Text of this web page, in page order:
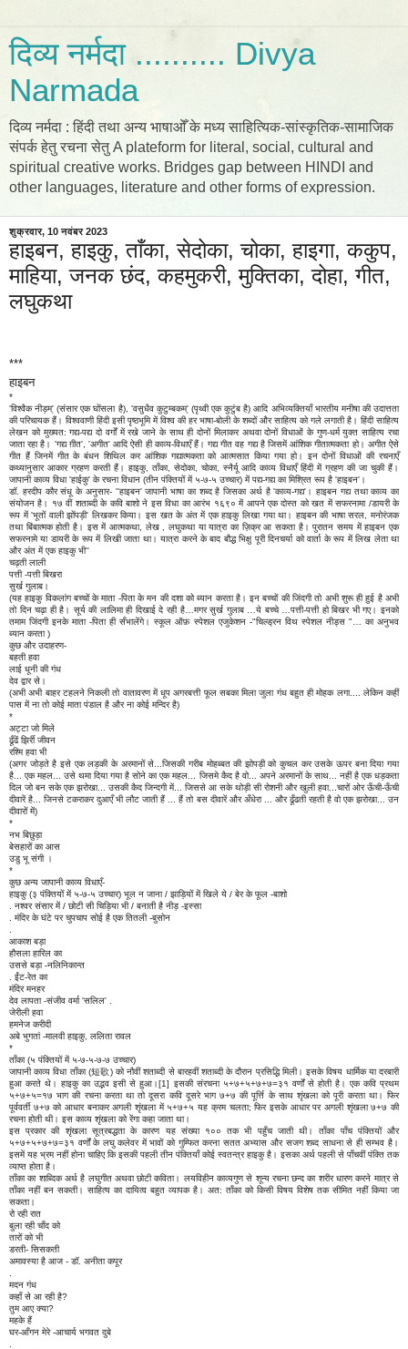
दिव्य नर्मदा .......... Divya
Narmada
दिव्य नर्मदा : हिंदी तथा अन्य भाषाओँ के मध्य साहित्यिक-सांस्कृतिक-सामाजिक
संपर्क हेतु रचना सेतु A plateform for literal, social, cultural and
spiritual creative works. Bridges gap between HINDI and
other languages, literature and other forms of expression.
शुक्रवार, 10 नवंबर 2023
हाइबन, हाइकु, ताँका, सेदोका, चोका, हाइगा, ककुप,
माहिया, जनक छंद, कहमुकरी, मुक्तिका, दोहा, गीत,
लघुकथा
***
हाइबन
*
'विश्वैक नीड़म्' (संसार एक घोंसला है), 'वसुधैव कुटुम्बकम्' (पृथ्वी एक कुटुंब है) आदि अभिव्यक्तियाँ भारतीय मनीषा की उदात्तता
की परिचायक हैं। विश्ववाणी हिंदी इसी पृष्ठभूमि में विश्व की हर भाषा-बोली के शब्दों और साहित्य को गले लगाती है। हिंदी साहित्य
लेखन को मुख्यत: गद्य-पद्य दो वर्गों में रखे जाने के साथ ही दोनों मिलाकर अथवा दोनों विधाओं के गुण-धर्म युक्त साहित्य रचा
जाता रहा है। 'गद्य ग़ीत', 'अगीत' आदि ऐसी ही काव्य-विधाएँ हैं। गद्य गीत वह गद्य है जिसमें आंशिक गीतात्मकता हो। अगीत ऐसे
गीत हैं जिनमें गीत के बंधन शिथिल कर आंशिक गद्यात्मकता को आत्मसात किया गया हो। इन दोनों विधाओं की रचनाएँ
कथ्यानुसार आकार ग्रहण करती हैं। हाइकु, ताँका, सेदोका, चोका, स्नैर्यू आदि काव्य विधाएँ हिंदी में ग्रहण की जा चुकी हैं।
जापानी काव्य विधा 'हाईकु' के रचना विधान (तीन पंक्तियों में ५-७-५ उच्चार) में पद्य-गद्य का मिश्रित रूप है 'हाइबन'।
डॉ. हरदीप कौर संधू के अनुसार- ''हाइबन' जापानी भाषा का शब्द है जिसका अर्थ है 'काव्य-गद्य'। हाइबन गद्य तथा काव्य का
संयोजन है। १७ वीं शताब्दी के कवि बाशो ने इस विधा का आरंभ १६९० में आपने एक दोस्त को खत में सफरनामा /डायरी के
रूप में 'भूतों वाली झोंपड़ी' लिखकर किया। इस खत के अंत में एक हाइकु लिखा गया था। हाइबन की भाषा सरल, मनोरंजक
तथा बिंबात्मक होती है। इस में आत्मकथा, लेख , लघुकथा या यात्रा का ज़िक्र आ सकता है। पुरातन समय में हाइबन एक
सफरनामे या डायरी के रूप में लिखी जाता था। यात्रा करने के बाद बौद्ध भिक्षु पूरी दिनचर्या को वार्ता के रूप में लिख लेता था
और अंत में एक हाइकु भी''
चढ़ती लाली
पत्ती -पत्ती बिखरा
सुर्ख गुलाब।
(यह हाइकु विकलांग बच्चों के माता -पिता के मन की दशा को ब्यान करता है। इन बच्चों की जिंदगी तो अभी शुरू ही हुई है अभी
तो दिन चढ़ा ही है। सूर्य की लालिमा ही दिखाई दे रही है…मगर सुर्ख गुलाब …ये बच्चे …पत्ती-पत्ती हो बिखर भी गए। इनको
तमाम जिंदगी इनके माता -पिता ही सँभालेंगे। स्कूल ऑफ़ स्पेशल एजुकेशन -"चिल्ड्रन विथ स्पेशल नीड्स "… का अनुभव
ब्यान करता )
कुछ और उदाहरण-
बहती हवा
लाई धूनी की गंध
देव द्वार से।
(अभी अभी बाहर टहलने निकली तो वातावरण में धूप अगरबत्ती फूल सबका मिला जुला गंध बहुत ही मोहक लगा.... लेकिन कहीं
पास में ना तो कोई माता पंडाल है और ना कोई मन्दिर है)
*
अट्टा जो मिले
ढूँढें झिर्री जीवन
रश्मि हवा भी
(अगर जोड़ते है इसे एक लड़की के अरमानों से...जिसकी गरीब मोहब्बत की झोपड़ी को कुचल कर उसके ऊपर बना दिया गया
है... एक महल... उसे थमा दिया गया है सोने का एक महल... जिसमे कैद है वो... अपने अरमानों के साथ... नहीं है एक धड़कता
दिल जो बन सके एक झरोखा... उसकी कैद जिन्दगी में... जिससे आ सके थोड़ी सी रोशनी और खुली हवा...चारों ओर ऊँची-ऊँची
दीवारें है... जिनसे टकराकर दुआएँ भी लौट जाती हैं ... हैं तो बस दीवारें और अँधेरा ... और ढूँढती रहती है वो एक झरोखा... उन
दीवारों में)
*
नभ बिछुड़ा
बेसहारों का आस
उडु भू संगी ।
*
कुछ अन्य जापानी काव्य विधाएँ-
हाइकु (३ पंक्तियों में ५-७-५ उच्चार) भूल न जाना / झाड़ियों में खिले ये / बेर के फूल -बाशो
. नश्वर संसार में / छोटी सी चिड़िया भी / बनाती है नीड़ -इस्सा
. मंदिर के घंटे पर चुपचाप सोई है एक तितली -बुसोन
आकाश बड़ा
हौसला हारिल का
उससे बड़ा -नलिनिकान्त
. ईंट-रेत का
मंदिर मनहर
देव लापता -संजीव वर्मा 'सलिल' .
जेरीली हवा
हमनेज करीदी
अबे भुगतां -मालवी हाइकु, ललिता रावल
*
ताँका (५ पंक्तियों में ५-७-५-७-७ उच्चार)
जापानी काव्य विधा ताँका (短歌) को नौवीं शताब्दी से बारहवीं शताब्दी के दौरान प्रसिद्धि मिली। इसके विषय धार्मिक या दरबारी
हुआ करते थे। हाइकु का उद्भव इसी से हुआ।[1] इसकी संरचना ५+७+५+७+७=३१ वर्णों से होती है। एक कवि प्रथम
५+७+५=१७ भाग की रचना करता था तो दूसरा कवि दूसरे भाग ७+७ की पूर्त्ति के साथ शृंखला को पूरी करता था। फिर
पूर्ववर्ती ७+७ को आधार बनाकर अगली शृंखला में ५+७+५ यह क्रम चलता; फिर इसके आधार पर अगली शृंखला ७+७ की
रचना होती थी। इस काव्य शृंखला को रेंगा कहा जाता था।
इस प्रकार की शृंखला सूत्रबद्धता के कारण यह संख्या १०० तक भी पहुँच जाती थी। ताँका पाँच पंक्तियों और
५+७+५+७+७=३१ वर्णों के लघु कलेवर में भावों को गुम्फित करना सतत अभ्यास और सजग शब्द साधना से ही सम्भव है।
इसमें यह भ्रम नहीं होना चाहिए कि इसकी पहली तीन पंक्तियाँ कोई स्वतन्त्र हाइकु है। इसका अर्थ पहली से पाँचवीं पंक्ति तक
व्याप्त होता है।
ताँका का शाब्दिक अर्थ है लघुगीत अथवा छोटी कविता। लयविहीन काव्यगुण से शून्य रचना छन्द का शरीर धारण करने मात्र से
ताँका नहीं बन सकती। साहित्य का दायित्व बहुत व्यापक है। अत: ताँका को किसी विषय विशेष तक सीमित नहीं किया जा
सकता।
रो रही रात
बुला रही चाँद को
तारों को भी
डरती- सिसकती
अमावस्या है आज - डॉ. अनीता कपूर
मदन गंध
कहाँ से आ रही है?
तुम आए क्या?
महके हैं
घर-आँगन मेरे -आचार्य भगवत दुबे